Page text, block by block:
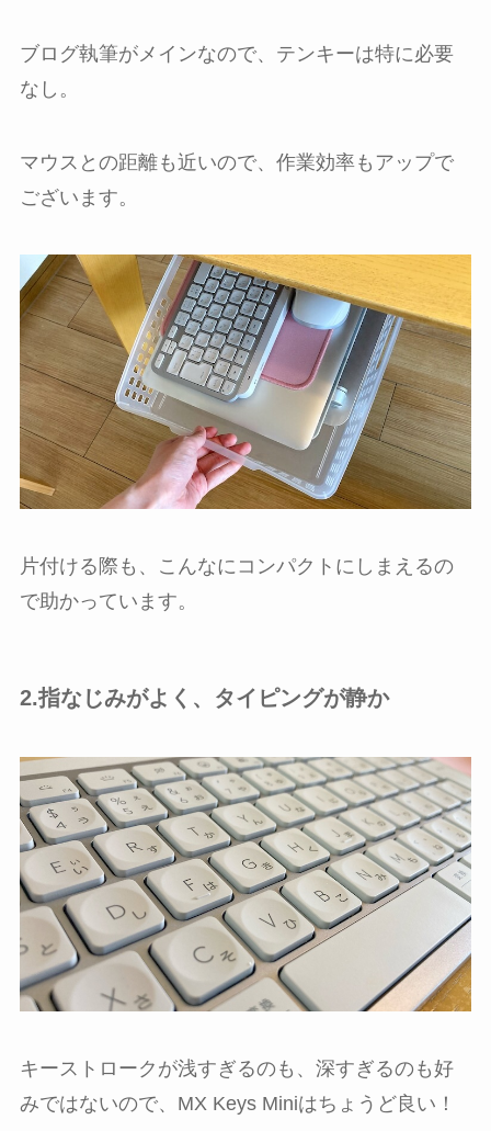
ブログ執筆がメインなので、テンキーは特に必要
なし。
マウスとの距離も近いので、作業効率もアップで
ございます。
片付ける際も、こんなにコンパクトにしまえるの
で助かっています。
2.指なじみがよく、タイピングが静か
キーストロークが浅すぎるのも、深すぎるのも好
みではないので、MX Keys Miniはちょうど良い！